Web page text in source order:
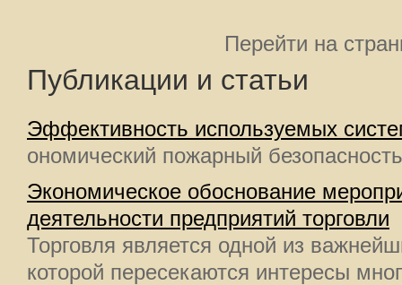
Перейти на
Публикации и статьи
Эффективность используемых
ономический пожарный
Экономическое обоснование
деятельности предприятий торговли
Торговля является одной из
которой пересекаются интересы